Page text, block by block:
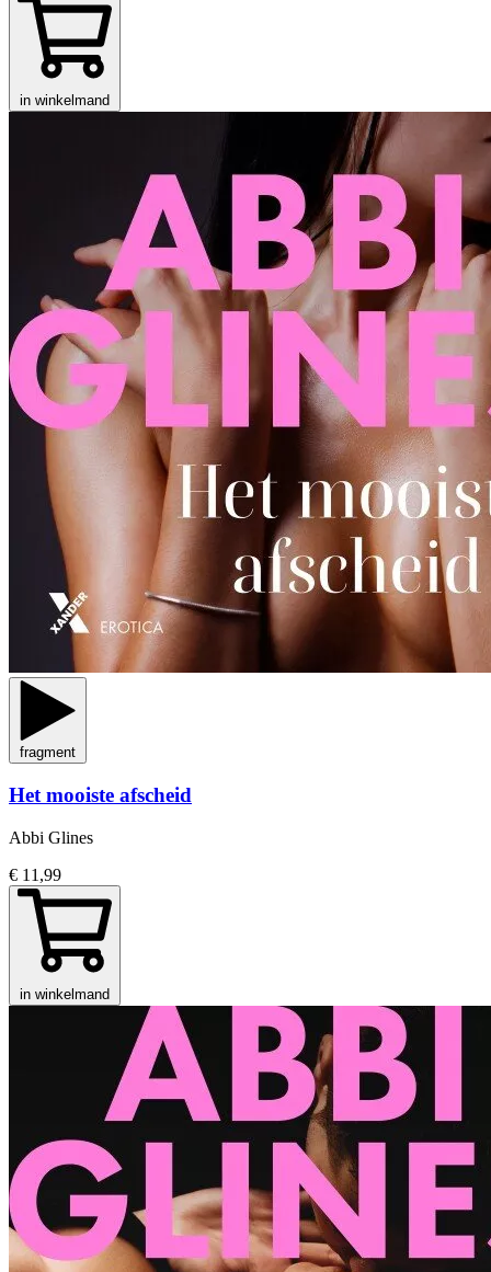
in winkelmand
fragment
Het mooiste afscheid
Abbi Glines
€ 11,99
in winkelmand